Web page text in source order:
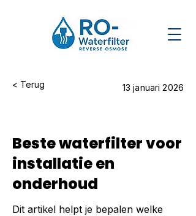
< Terug 13 januari 2026
Beste waterfilter voor
installatie en
onderhoud
Dit artikel helpt je bepalen welke